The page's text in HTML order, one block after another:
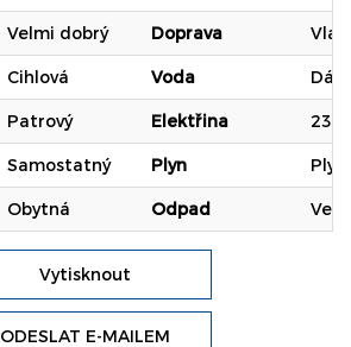
Velmi dobrý Doprava
Cihlová Voda
Patrový Elektřina
Samostatný Plyn
Obytná Odpad
Vytisknout
ODESLAT E-MAILEM